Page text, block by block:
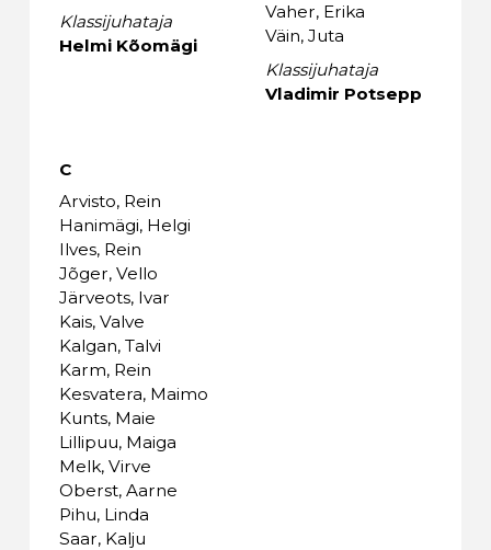
Klassijuhataja
Helmi Kõomägi
Vaher, Erika
Väin, Juta
Klassijuhataja
Vladimir Potsepp
C
Arvisto, Rein
Hanimägi, Helgi
Ilves, Rein
Jõger, Vello
Järveots, Ivar
Kais, Valve
Kalgan, Talvi
Karm, Rein
Kesvatera, Maimo
Kunts, Maie
Lillipuu, Maiga
Melk, Virve
Oberst, Aarne
Pihu, Linda
Saar, Kalju